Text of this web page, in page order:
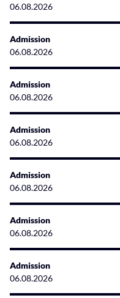
06.08.2026
Admission
06.08.2026
Admission
06.08.2026
Admission
06.08.2026
Admission
06.08.2026
Admission
06.08.2026
Admission
06.08.2026